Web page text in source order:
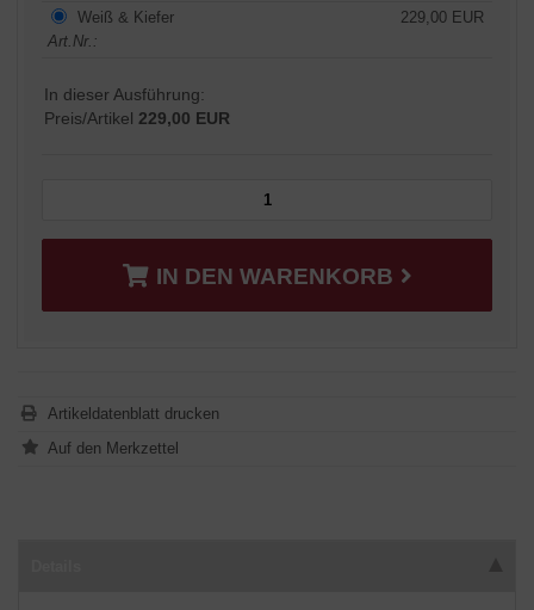
Weiß & Kiefer
229,00 EUR
Art.Nr.:
In dieser Ausführung:
Preis/Artikel 229,00 EUR
IN DEN WARENKORB
Artikeldatenblatt drucken